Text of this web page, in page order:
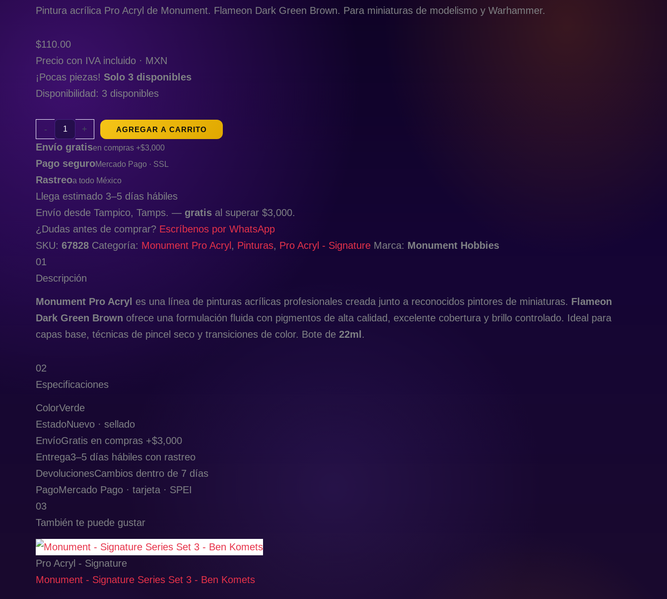
Pintura acrílica Pro Acryl de Monument. Flameon Dark Green Brown. Para miniaturas de modelismo y Warhammer.
$110.00
Precio con IVA incluido · MXN
¡Pocas piezas! Solo 3 disponibles
Disponibilidad: 3 disponibles
- + AGREGAR A CARRITO
Envío gratisen compras +$3,000
Pago seguroMercado Pago · SSL
Rastreoa todo México
Llega estimado 3–5 días hábiles
Envío desde Tampico, Tamps. — gratis al superar $3,000.
¿Dudas antes de comprar? Escríbenos por WhatsApp
SKU: 67828 Categoría: Monument Pro Acryl , Pinturas, Pro Acryl - Signature Marca: Monument Hobbies
01
Descripción
Monument Pro Acryl es una línea de pinturas acrílicas profesionales creada junto a reconocidos pintores de miniaturas. Flameon
Dark Green Brown ofrece una formulación fluida con pigmentos de alta calidad, excelente cobertura y brillo controlado. Ideal para
capas base, técnicas de pincel seco y transiciones de color. Bote de 22ml .
02
Especificaciones
ColorVerde
EstadoNuevo · sellado
EnvíoGratis en compras +$3,000
Entrega3–5 días hábiles con rastreo
DevolucionesCambios dentro de 7 días
PagoMercado Pago · tarjeta · SPEI
03
También te puede gustar
Pro Acryl - Signature
Monument - Signature Series Set 3 - Ben Komets